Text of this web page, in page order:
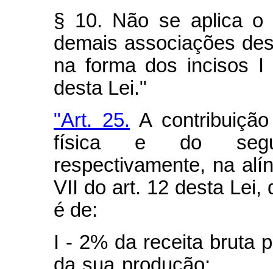
§ 10. Não se aplica o
demais associações
na forma dos incisos
desta Lei."
"Art. 25. A
física e do
respectivamente, na
VII do art. 12 desta Lei,
é de:
I - 2% da receita bruta